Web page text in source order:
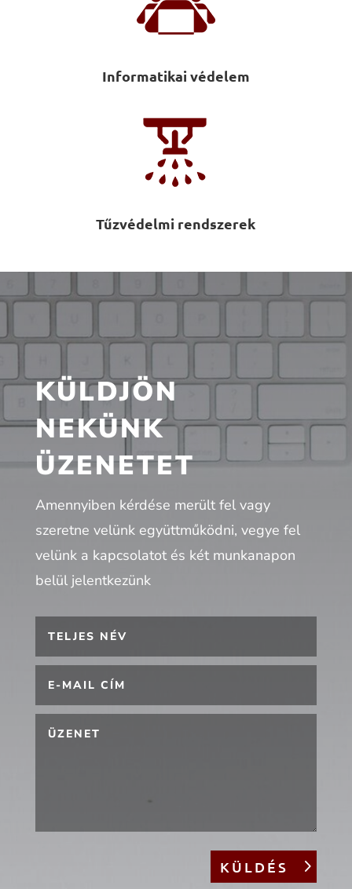
Informatikai védelem
Tűzvédelmi rendszerek
KÜLDJÖN
NEKÜNK
ÜZENETET
Amennyiben kérdése merült fel vagy
szeretne velünk együttműködni, vegye fel
velünk a kapcsolatot és két munkanapon
belül jelentkezünk
KÜLDÉS